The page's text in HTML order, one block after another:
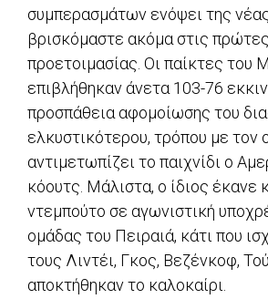
συμπερασμάτων ενόψει της
βρισκόμαστε ακόμα στις
προετοιμασίας. Οι παίκτες του
επιβλήθηκαν άνετα 103-76
προσπάθεια αφομοίωσης του
ελκυστικότερου, τρόπου με τον
αντιμετωπίζει το παιχνίδι ο
κόουτς. Μάλιστα, ο ίδιος έκανε
ντεμπούτο σε αγωνιστική
ομάδας του Πειραιά, κάτι που
τους Λιντέι, Γκος, Βεζένκοφ,
αποκτήθηκαν το καλοκαίρι.